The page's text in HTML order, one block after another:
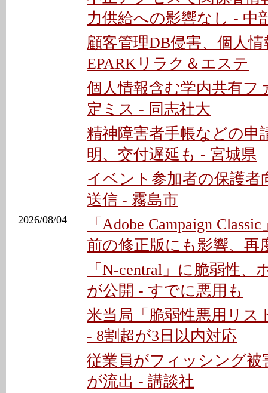
力供給への影響なし - 中
顧客管理DB侵害、個人
EPARKリラク＆エステ
個人情報含む学内共有フ
定ミス - 同志社大
精神障害者手帳などの申
明、交付遅延も - 宮城県
イベント参加者の保護者
送信 - 霧島市
2026/08/04
「Adobe Campaign
前の修正版にも影響、再
「N-central」に脆弱性
が公開 - すでに悪用も
米当局「脆弱性悪用リス
- 8割超が3日以内対応
従業員がフィッシング被
が流出 - 講談社